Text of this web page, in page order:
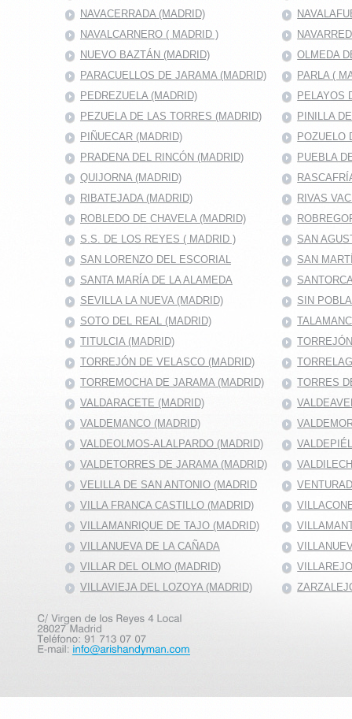
NAVACERRADA (MADRID)
NAVALCARNERO ( MADRID )
NUEVO BAZTÁN (MADRID)
OLMEDA
PARACUELLOS DE JARAMA (MADRID)
PARLA (
PEDREZUELA (MADRID)
PELAYOS
PEZUELA DE LAS TORRES (MADRID)
PINILLA
PIÑUECAR (MADRID)
POZUELO
PRADENA DEL RINCÓN (MADRID)
PUEBLA
QUIJORNA (MADRID)
RIBATEJADA (MADRID)
RIVAS
ROBLEDO DE CHAVELA (MADRID)
S.S. DE LOS REYES ( MADRID )
SAN
SAN LORENZO DEL ESCORIAL
SAN
SANTA MARÍA DE LA ALAMEDA
SEVILLA LA NUEVA (MADRID)
SIN
SOTO DEL REAL (MADRID)
TITULCIA (MADRID)
TORREJÓN DE VELASCO (MADRID)
TORREMOCHA DE JARAMA (MADRID)
TORRES
VALDARACETE (MADRID)
VALDEMANCO (MADRID)
VALDEOLMOS-ALALPARDO (MADRID)
VALDETORRES DE JARAMA (MADRID)
VELILLA DE SAN ANTONIO (MADRID
VILLA FRANCA CASTILLO (MADRID)
VILLAMANRIQUE DE TAJO (MADRID)
VILLANUEVA DE LA CAÑADA
VILLAR DEL OLMO (MADRID)
VILLAVIEJA DEL LOZOYA (MADRID)